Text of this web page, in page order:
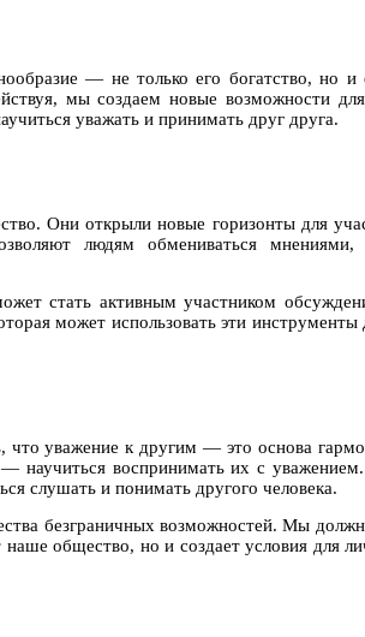
— не только его богатство, но и
мы создаем новые возможности
уважать и принимать друг друга.
Они открыли новые горизонты для
людям обмениваться
стать активным участником
может использовать эти
что уважение к другим — это основа
воспринимать их с уважением.
слушать и понимать другого человека.
безграничных возможностей. Мы
общество, но и создает условия для